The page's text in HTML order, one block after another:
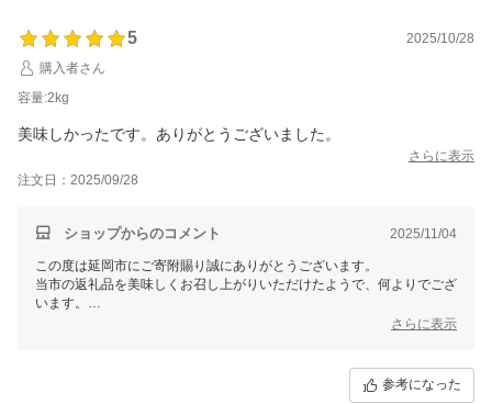
5
2025/10/28
購入者さん
容量:2kg
美味しかったです。ありがとうございました。
さらに表示
注文日：2025/09/28
ショップからのコメント 2025/11/04
この度は延岡市にご寄附賜り誠にありがとうございます。
当市の返礼品を美味しくお召し上がりいただけたようで、何よりでござ
います。
「美味しい」というお声をいただくことができ、大変嬉しく思います。
さらに表示
参考になった